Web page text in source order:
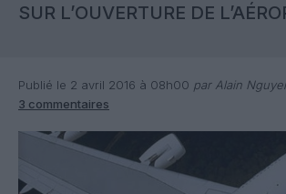
SUR L’OUVERTURE DE
Publié le 2 avril 2016 à 08h00 par Alain
3 commentaires